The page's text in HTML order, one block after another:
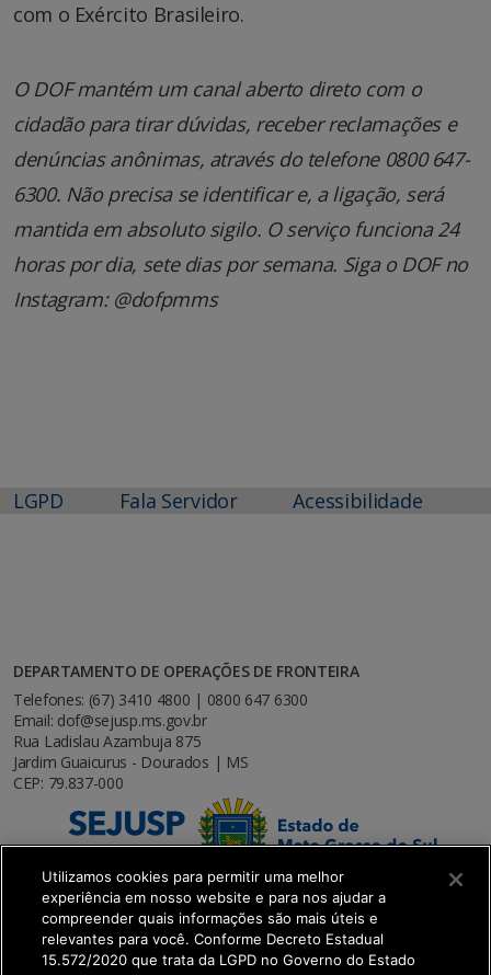
com o Exército Brasileiro.
O DOF mantém um canal aberto direto com o
cidadão para tirar dúvidas, receber reclamações e
denúncias anônimas, através do telefone 0800 647-
6300. Não precisa se identificar e, a ligação, será
mantida em absoluto sigilo. O serviço funciona 24
horas por dia, sete dias por semana. Siga o DOF no
Instagram: @dofpmms
LGPD Fala Servidor Acessibilidade
DEPARTAMENTO DE OPERAÇÕES DE FRONTEIRA
Telefones: (67) 3410 4800 | 0800 647 6300
Email: dof@sejusp.ms.gov.br
Rua Ladislau Azambuja 875
Jardim Guaicurus - Dourados | MS
CEP: 79.837-000
Utilizamos cookies para permitir uma melhor
experiência em nosso website e para nos ajudar a
compreender quais informações são mais úteis e
relevantes para você. Conforme Decreto Estadual
15.572/2020 que trata da LGPD no Governo do Estado